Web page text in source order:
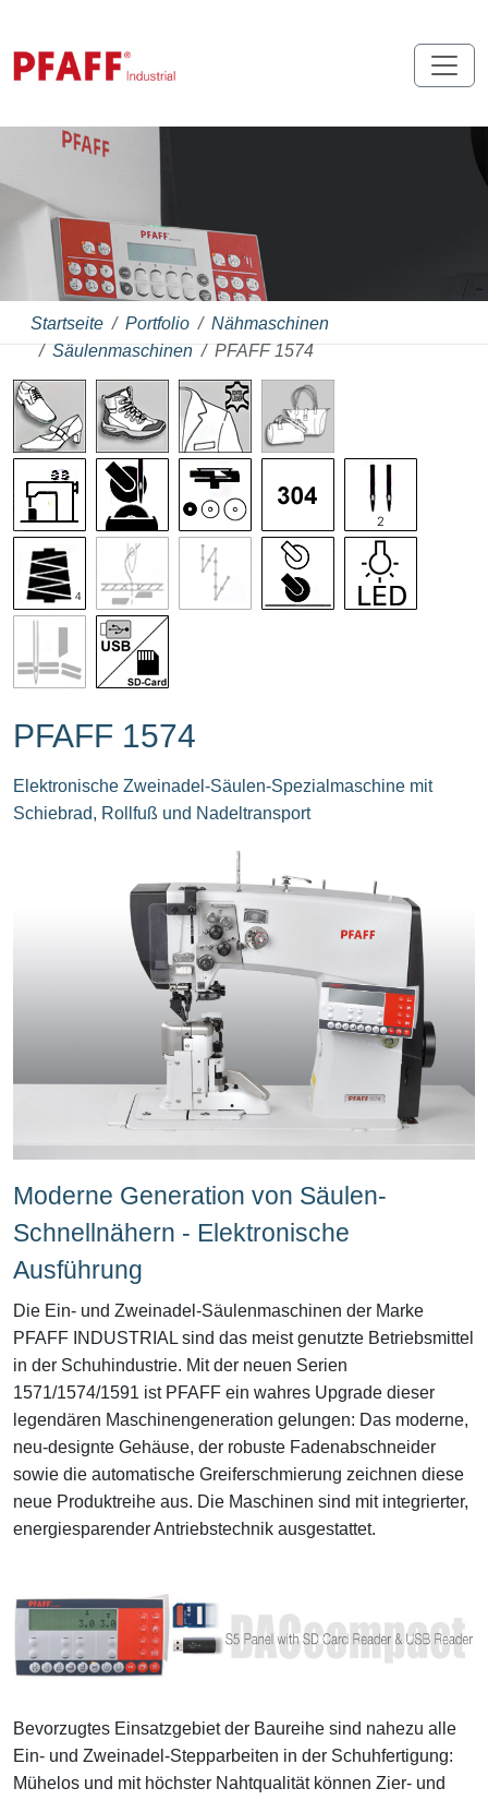
Startseite Portfolio
Nähmaschinen
Säulenmaschinen
PFAFF 1574
PFAFF 1574
Elektronische Zweinadel-Säulen-Spezialmaschine mit
Schiebrad, Rollfuß und Nadeltransport
Moderne Generation von Säulen-
Schnellnähern - Elektronische
Ausführung
Die Ein- und Zweinadel-Säulenmaschinen der Marke
PFAFF INDUSTRIAL sind das meist genutzte Betriebsmittel
in der Schuhindustrie. Mit der neuen Serien
1571/1574/1591 ist PFAFF ein wahres Upgrade dieser
legendären Maschinengeneration gelungen: Das moderne,
neu-designte Gehäuse, der robuste Fadenabschneider
sowie die automatische Greiferschmierung zeichnen diese
neue Produktreihe aus. Die Maschinen sind mit integrierter,
energiesparender Antriebstechnik ausgestattet.
Bevorzugtes Einsatzgebiet der Baureihe sind nahezu alle
Ein- und Zweinadel-Stepparbeiten in der Schuhfertigung:
Mühelos und mit höchster Nahtqualität können Zier- und